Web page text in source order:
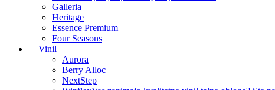
Galleria
Heritage
Essence Premium
Four Seasons
Vinil
Aurora
Berry Alloc
NextStep